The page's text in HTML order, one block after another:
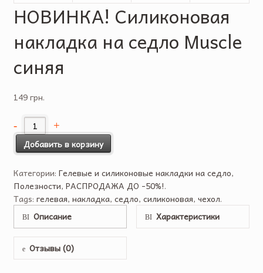
НОВИНКА! Силиконовая
накладка на седло Muscle
синяя
149 грн.
Добавить в корзину
Категории: Гелевые и силиконовые накладки на седло,
Полезности, РАСПРОДАЖА ДО -50%!.
Tags: гелевая, накладка, седло, силиконовая, чехол.
Описание
Характеристики
Отзывы (0)